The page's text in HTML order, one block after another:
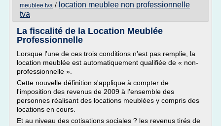
meublee tva / location meublee non professionnelle
tva
La fiscalité de la Location Meublée
Professionnelle
Lorsque l'une de ces trois conditions n'est pas remplie, la
location meublée est automatiquement qualifiée de « non-
professionnelle ».
Cette nouvelle définition s'applique à compter de
l'imposition des revenus de 2009 à l'ensemble des
personnes réalisant des locations meublées y compris des
locations en cours.
Et au niveau des cotisations sociales ? les revenus tirés de